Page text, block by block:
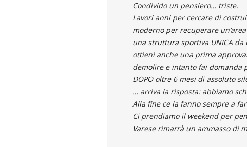
Condivido un pensiero… triste.
Lavori anni per cercare di
moderno per recuperare
una struttura sportiva UNICA da
ottieni anche una prima
demolire e intanto fai domanda
DOPO oltre 6 mesi di assoluto
… arriva la risposta: abbiamo
Alla fine ce la fanno sempre a
Ci prendiamo il weekend per
Varese rimarrà un ammasso di